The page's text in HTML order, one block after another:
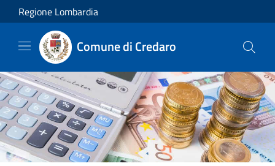
Salta al contenuto principale
Regione Lombardia
Comune di Credaro